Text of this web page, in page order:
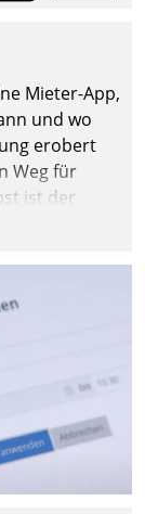
Mieter-App,
und wo
erobert
Weg für
ist der